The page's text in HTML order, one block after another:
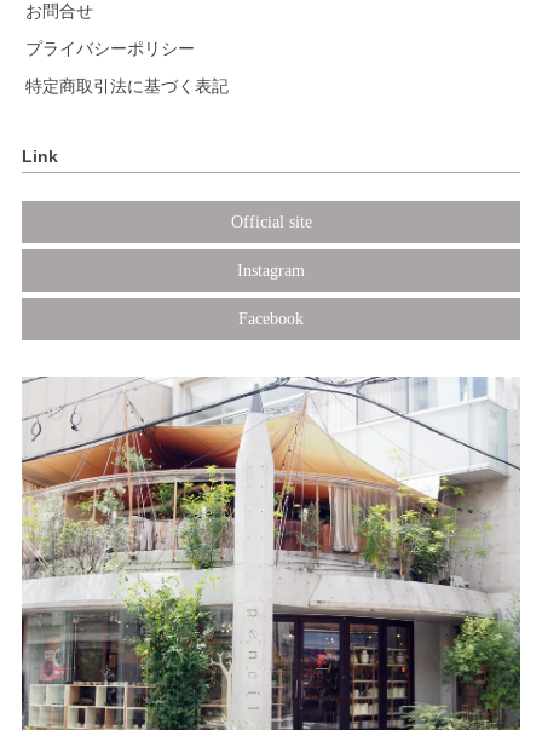
お問合せ
プライバシーポリシー
特定商取引法に基づく表記
Link
Official site
Instagram
Facebook